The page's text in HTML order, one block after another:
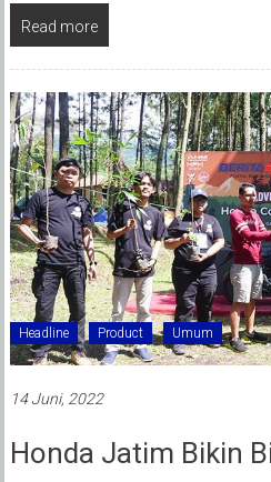
Read more
Headline Product Umum
14 Juni, 2022
Honda Jatim Bikin